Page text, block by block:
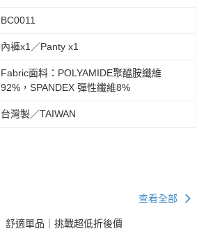
BC0011
內褲x1／Panty x1
Fabric面料：POLYAMIDE聚醯胺纖維
92%，SPANDEX 彈性纖維8%
台灣製／TAIWAN
查看全部
舒適單品｜挑戰超低折後價